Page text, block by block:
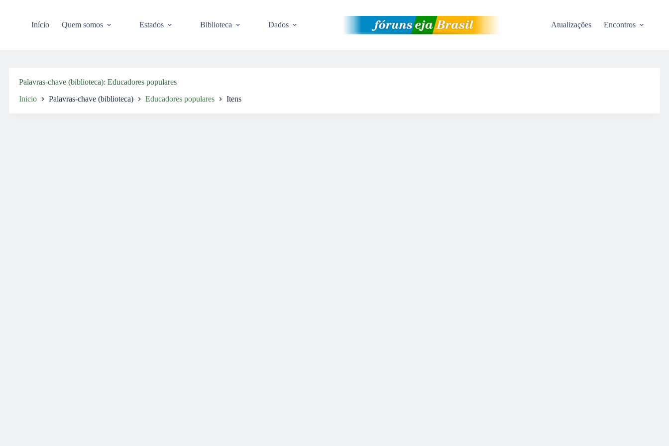
Início Quem somos Estados Biblioteca Dados Atualizações Encontros
Palavras-chave (biblioteca) Educadores populares
Inicio Palavras-chave (biblioteca) Educadores populares Itens